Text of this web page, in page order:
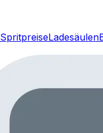
SpritpreiseLadesäulen